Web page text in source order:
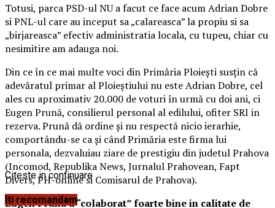
Totusi, parca PSD-ul NU a facut ce face acum Adrian Dobre
si PNL-ul care au inceput sa „calareasca” la propiu si sa
„birjareasca” efectiv administratia locala, cu tupeu, chiar cu
nesimitire am adauga noi.
Din ce în ce mai multe voci din Primăria Ploieşti susţin că
adevăratul primar al Ploieştiului nu este Adrian Dobre, cel
ales cu aproximativ 20.000 de voturi în urmă cu doi ani, ci
Eugen Prună, consilierul personal al edilului, ofiter SRI in
rezerva. Prună dă ordine şi nu respectă nicio ierarhie,
comportându-se ca şi când Primăria este firma lui
personala, dezvaluiau ziare de prestigiu din judetul Prahova
(Incomod, Republika News, Jurnalul Prahovean, Fapt
Divers, PH-online si Comisarul de Prahova).
Eugen Pruna a “colaborat” foarte bine in calitate de
Citeste in continuare
Iti recomandam